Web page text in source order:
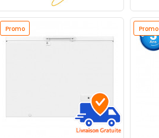
Promo Promo